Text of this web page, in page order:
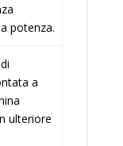
potenza.
a
ulteriore